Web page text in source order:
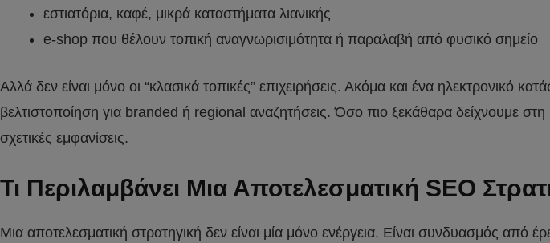
εστιατόρια, καφέ, μικρά καταστήματα λιανικής
e-shop που θέλουν τοπική αναγνωρισιμότητα ή παραλαβή από φυσικό σημείο
Αλλά δεν είναι μόνο οι “κλασικά τοπικές” επιχειρήσεις. Ακόμα και ένα ηλεκτρονικό
βελτιστοποίηση για branded ή regional αναζητήσεις. Όσο πιο ξεκάθαρα δείχνουμε
σχετικές εμφανίσεις.
Τι Περιλαμβάνει Μια Αποτελεσματική SEO
Μια αποτελεσματική στρατηγική δεν είναι μία μόνο ενέργεια. Είναι συνδυασμός από